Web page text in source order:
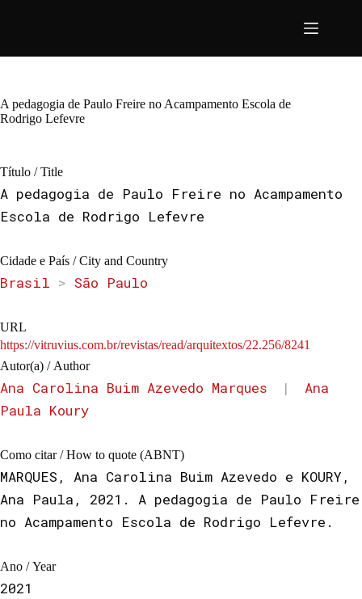
A pedagogia de Paulo Freire no Acampamento Escola de
Rodrigo Lefevre
Título / Title
A pedagogia de Paulo Freire no Acampamento
Escola de Rodrigo Lefevre
Cidade e País / City and Country
Brasil > São Paulo
URL
https://vitruvius.com.br/revistas/read/arquitextos/22.256/8241
Autor(a) / Author
Ana Carolina Buim Azevedo Marques |
Ana
Paula Koury
Como citar / How to quote (ABNT)
MARQUES, Ana Carolina Buim Azevedo e KOURY,
Ana Paula, 2021. A pedagogia de Paulo Freire
no Acampamento Escola de Rodrigo Lefevre.
Ano / Year
2021